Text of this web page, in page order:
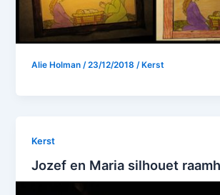
Alie Holman/23/12/2018/Kerst
Kerst
Jozef en Maria silhouet